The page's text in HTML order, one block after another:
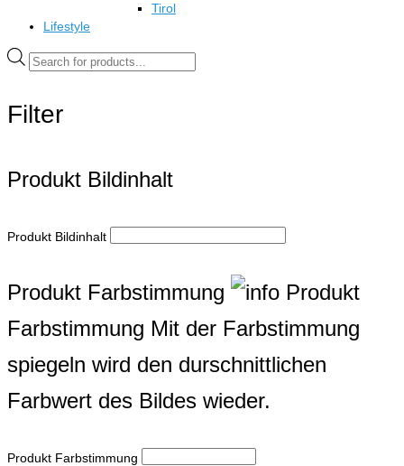
Tirol
Lifestyle
Products
search
Filter
Produkt Bildinhalt
Produkt Bildinhalt
Produkt Farbstimmung
Produkt
Farbstimmung Mit der Farbstimmung
spiegeln wird den durschnittlichen
Farbwert des Bildes wieder.
Produkt Farbstimmung